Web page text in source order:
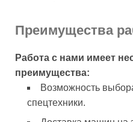
Преимущества
Работа с нами имеет
преимущества:
Возможность
спецтехники.